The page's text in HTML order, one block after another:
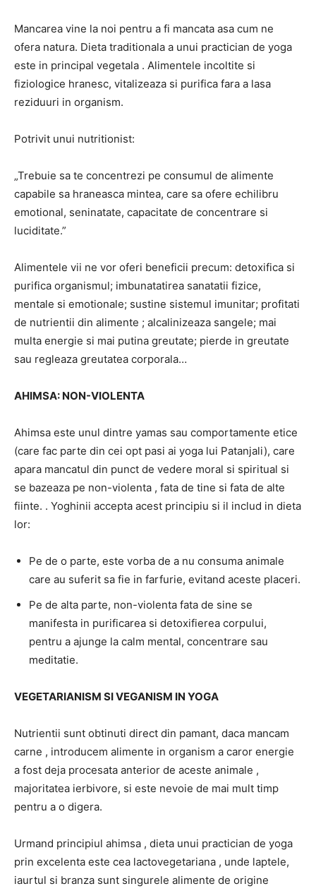
Mancarea vine la noi pentru a fi mancata asa cum ne
ofera natura. Dieta traditionala a unui practician de yoga
este in principal vegetala . Alimentele incoltite si
fiziologice hranesc, vitalizeaza si purifica fara a lasa
reziduuri in organism.
Potrivit unui nutritionist:
„Trebuie sa te concentrezi pe consumul de alimente
capabile sa hraneasca mintea, care sa ofere echilibru
emotional, seninatate, capacitate de concentrare si
luciditate.”
Alimentele vii ne vor oferi beneficii precum: detoxifica si
purifica organismul; imbunatatirea sanatatii fizice,
mentale si emotionale; sustine sistemul imunitar; profitati
de nutrientii din alimente ; alcalinizeaza sangele; mai
multa energie si mai putina greutate; pierde in greutate
sau regleaza greutatea corporala…
AHIMSA: NON-VIOLENTA
Ahimsa este unul dintre yamas sau comportamente etice
(care fac parte din cei opt pasi ai yoga lui Patanjali), care
apara mancatul din punct de vedere moral si spiritual si
se bazeaza pe non-violenta , fata de tine si fata de alte
fiinte. . Yoghinii accepta acest principiu si il includ in dieta
lor:
Pe de o parte, este vorba de a nu consuma animale
care au suferit sa fie in farfurie, evitand aceste placeri.
Pe de alta parte, non-violenta fata de sine se
manifesta in purificarea si detoxifierea corpului,
pentru a ajunge la calm mental, concentrare sau
meditatie.
VEGETARIANISM SI VEGANISM IN YOGA
Nutrientii sunt obtinuti direct din pamant, daca mancam
carne , introducem alimente in organism a caror energie
a fost deja procesata anterior de aceste animale ,
majoritatea ierbivore, si este nevoie de mai mult timp
pentru a o digera.
Urmand principiul ahimsa , dieta unui practician de yoga
prin excelenta este cea lactovegetariana , unde laptele,
iaurtul si branza sunt singurele alimente de origine